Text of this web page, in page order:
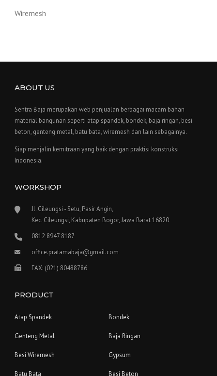
Wiremesh
ABOUT US
Sentra Baja merupakan web penjualan berbagai macam bahan
material bangunan seperti atap spandek, bondek, baja ringan, besi
beton, genteng metal, batu bata, wiremesh dan lain sebagainya.
Siap menjalin kemitraan yang baik dengan praktisi konstruksi
Indonesia.
WORKSHOP
Jl. Cileungsi - Setu, Pasir Angin,
Kec. Cileungsi, Kabupaten Bogor, Jawa Barat 16820
0812 8947 8187
office.pratamabaja@gmail.com
FAX: (021) 80488786
PRODUCT
Atap Spandek Bondek
Genteng Metal Baja Ringan
Besi Wiremesh Gypsum
Batu Bata Besi Beton